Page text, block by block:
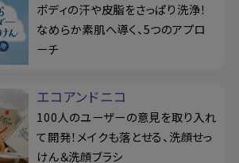
ボディの汗や皮脂をさっぱり洗浄！
なめらか素肌へ導く、5つのアプロ
ーチ
エコアンドニコ
100人のユーザーの意見を取り入れ
て開発！メイクも落とせる、洗顔せっ
けん＆洗顔ブラシ